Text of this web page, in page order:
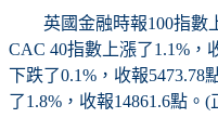
英國金融時報100指數上
CAC 40指數上漲了1.1%，
下跌了0.1%，收報
了1.8%，收報14861.6點。(